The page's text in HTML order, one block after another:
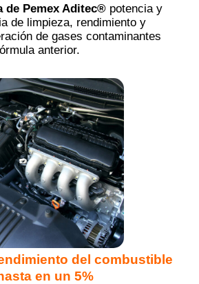
de Pemex Aditec® potencia y
de limpieza, rendimiento y
de gases contaminantes
anterior.
del combustible
en un 5%